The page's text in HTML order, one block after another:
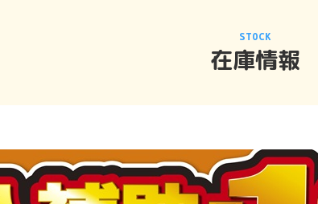
STOCK
在庫情報